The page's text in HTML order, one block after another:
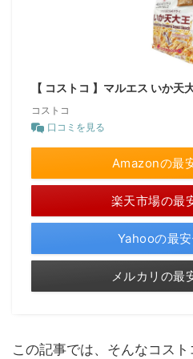
【 コストコ 】マルエス いか
コストコ
口コミを見る
Amazonの最
楽天市場の最
Yahooの最
メルカリの最
この記事では、そんなコス